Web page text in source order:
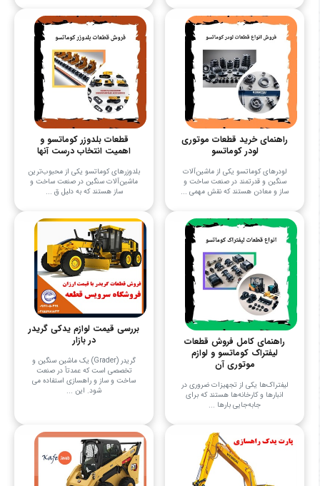
راهنمای خرید قطعات موتوری
لودر کوماتسو
لودرهای کوماتسو یکی از ماشین‌آلات
سنگین و قدرتمند در صنعت ساخت و
ساز و معادن هستند که نقش مهمی ...
قطعات بلدوزر کوماتسو و
اهمیت انتخاب درست آنها
بلدوزرهای کوماتسو یکی از محبوب‌ترین
ماشین‌آلات سنگین در صنعت ساخت و
ساز هستند که به دلیل ق ...
راهنمای کامل فروش قطعات
لیفتراک کوماتسو و لوازم
موتوری آن
لیفتراک‌ها یکی از تجهیزات ضروری در
انبارها و کارخانه‌ها هستند که برای
جابه‌جایی بارها ...
بررسی قیمت لوازم یدکی گریدر
در بازار
گریدر (Grader) یک ماشین سنگین و
تخصصی است که عمدتاً در صنعت
ساخت و ساز و راهسازی استفاده می
شود. این ...